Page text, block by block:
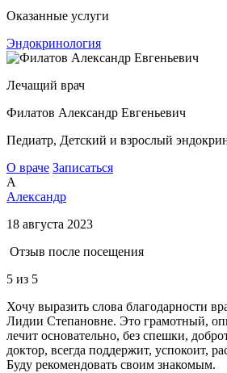
Оказанные услуги
Эндокринология
Лечащий врач
Филатов Александр Евгеньевич
Педиатр, Детский и взрослый
О враче Записаться
А
Александр
18 августа 2023
Отзыв после посещения
5 из 5
Хочу выразить слова благодарности
Лидии Степановне. Это грамотный,
лечит основательно, без спешки,
доктор, всегда поддержит, успокоит,
Буду рекомендовать своим знакомым.